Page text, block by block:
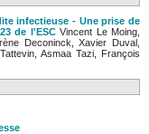
infectieuse - Une prise de
de l'ESCVincent Le Moing,
Deconinck, Xavier Duval,
Asmaa Tazi, François